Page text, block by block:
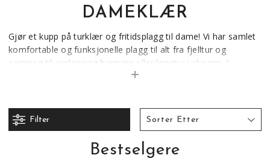
DAMEKLÆR
Gjør et kupp på turklær og fritidsplagg til dame! Vi har samlet
komfortable og funksjonelle plagg til alt fra fjelltur og
camping til avslapning hjemme eller løpetur i skogen. I
sommersalget finner du alt fra lette jakker og turbukser til
ekstra gode priser.
Filter Sorter Etter
Bestselgere